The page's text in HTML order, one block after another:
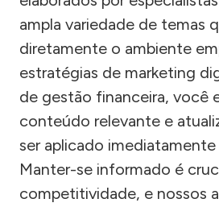
ampla variedade de temas
diretamente o ambiente
estratégias de marketing
de gestão financeira, você
conteúdo relevante e
ser aplicado imediatamente
Manter-se informado é
competitividade, e nossos